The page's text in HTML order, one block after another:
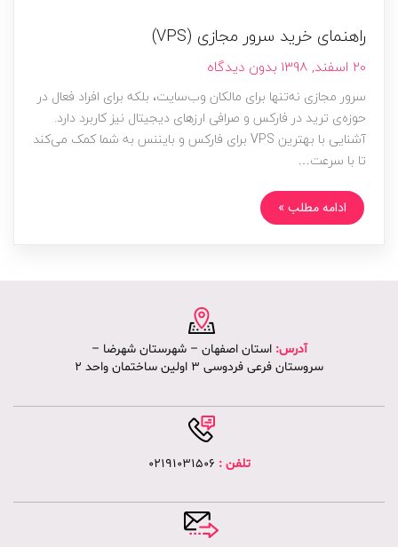
راهنمای خرید سرور مجازی (VPS)
20 اسفند, 1398 بدون دیدگاه
سرور مجازی نه‌تنها برای مالکان وب‌سایت، بلکه برای افراد فعال در
حوزه‌ی ترید در فارکس و صرافی ارزهای دیجیتال نیز کاربرد دارد.
آشنایی با بهترین VPS برای فارکس و بایننس به شما کمک می‌کند
تا با سرعت…
ادامه مطلب »
آدرس: استان اصفهان – شهرستان شهرضا –
سروستان فرعی فردوسی 3 اولین ساختمان واحد 2
تلفن :